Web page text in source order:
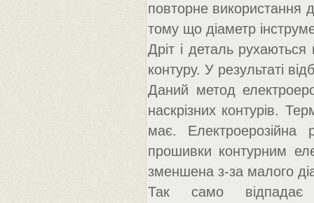
повторне використання
тому що діаметр
Дріт і деталь рухаються
контуру. У результаті
Даний метод
наскрізних контурів.
має. Електроерозійна
прошивки контурним
зменшена з-за малого
Так само відпадає